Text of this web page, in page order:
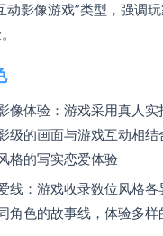
动影像游戏”类型，强调
像体验：游戏采用真人
级的画面与游戏互动相
格的写实恋爱体验
线：游戏收录数位风格
角色的故事线，体验多样